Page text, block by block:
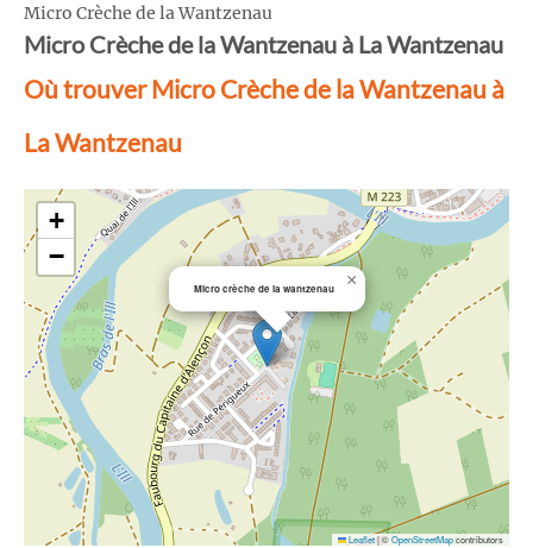
Micro Crèche de la Wantzenau
Micro Crèche de la Wantzenau à La Wantzenau
Où trouver Micro Crèche de la Wantzenau à
La Wantzenau
Micro crèche de la wantzenau ×
+
−
Leaflet|©OpenStreetMapcontributors